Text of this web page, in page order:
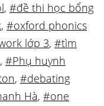
, #đề thi học bổng
, #oxford phonics
lớp 3, #tìm
, #Phụ huynh
, #debating
Hà, #one